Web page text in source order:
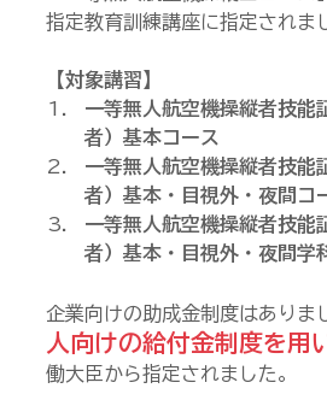
指定教育訓練講座に指定されま
【対象講習】
一等無人航空機操縦者技能
者）基本コース
一等無人航空機操縦者技能
者）基本・目視外・夜間コ
一等無人航空機操縦者技能
者）基本・目視外・夜間学
企業向けの助成金制度はありま
人向けの給付金制度を用
働大臣から指定されました。